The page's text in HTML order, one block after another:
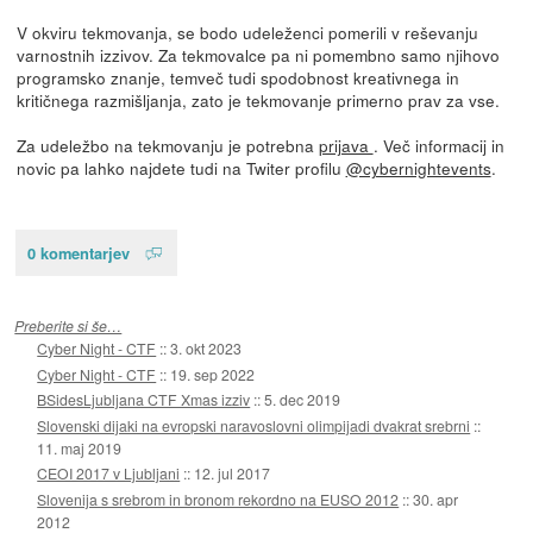
V okviru tekmovanja, se bodo udeleženci pomerili v reševanju
varnostnih izzivov. Za tekmovalce pa ni pomembno samo njihovo
programsko znanje, temveč tudi spodobnost kreativnega in
kritičnega razmišljanja, zato je tekmovanje primerno prav za vse.
Za udeležbo na tekmovanju je potrebna prijava . Več informacij in
novic pa lahko najdete tudi na Twiter profilu @cybernightevents.
0 komentarjev
Preberite si še…
Cyber Night - CTF ::3. okt 2023
Cyber Night - CTF :: 19. sep 2022
BSidesLjubljana CTF Xmas izziv ::5. dec 2019
Slovenski dijaki na evropski naravoslovni olimpijadi dvakrat srebrni ::
11. maj 2019
CEOI 2017 v Ljubljani :: 12. jul 2017
Slovenija s srebrom in bronom rekordno na EUSO 2012 ::30. apr
2012